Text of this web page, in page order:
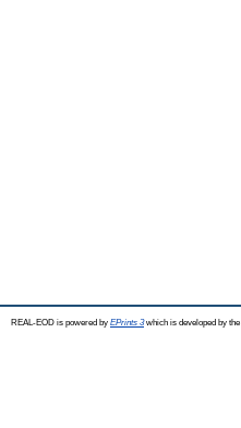
REAL-EOD is powered by EPrints 3which is developed by the